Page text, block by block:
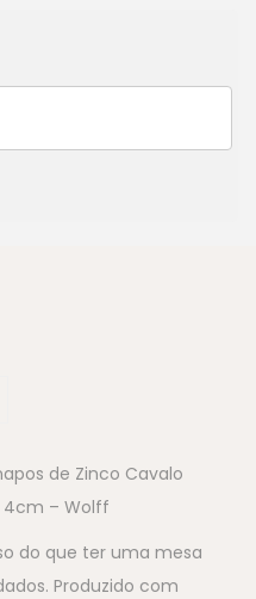
de Zinco Cavalo
4cm – Wolff
do que ter uma mesa
Produzido com